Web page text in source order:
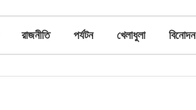
রাজনীতি পর্যটন খেলাধুলা বিনোদন